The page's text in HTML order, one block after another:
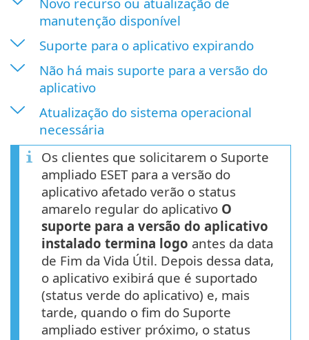
manutenção disponível
Suporte para o aplicativo expirando
Não há mais suporte para a versão do
aplicativo
Atualização do sistema operacional
necessária
Os clientes que solicitarem o Suporte
ampliado ESET para a versão do
aplicativo afetado verão o status
amarelo regular do aplicativo O
suporte para a versão do aplicativo
instalado termina logo antes da data
de Fim da Vida Útil. Depois dessa data,
o aplicativo exibirá que é suportado
(status verde do aplicativo) e, mais
tarde, quando o fim do Suporte
ampliado estiver próximo, o status